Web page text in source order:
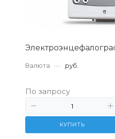
Валюта — руб.
По запросу
КУПИТЬ